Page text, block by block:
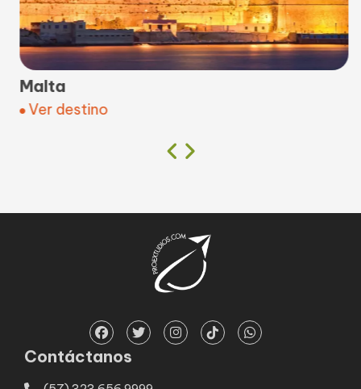
Malta
Ver destino
Contáctanos